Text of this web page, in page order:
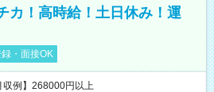
カ！高時給！土日休み！運
・面接OK
例】268000円以上